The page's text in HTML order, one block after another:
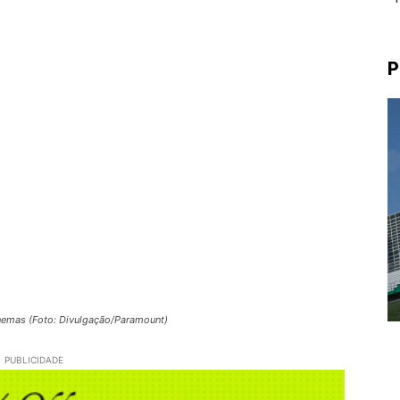
(Foto: Divulgação/Paramount)
PUBLICIDADE